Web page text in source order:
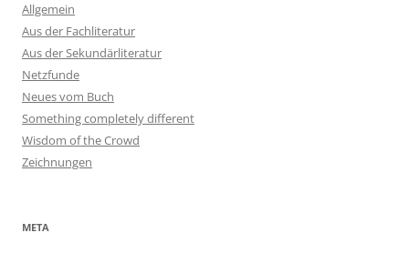
Allgemein
Aus der Fachliteratur
Aus der Sekundärliteratur
Netzfunde
Neues vom Buch
Something completely different
Wisdom of the Crowd
Zeichnungen
META